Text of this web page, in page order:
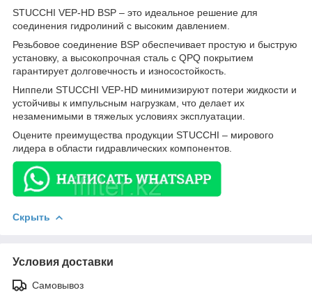
STUCCHI VEP-HD BSP – это идеальное решение для
соединения гидролиний с высоким давлением.
Резьбовое соединение BSP обеспечивает простую и быструю
установку, а высокопрочная сталь с QPQ покрытием
гарантирует долговечность и износостойкость.
Ниппели STUCCHI VEP-HD минимизируют потери жидкости и
устойчивы к импульсным нагрузкам, что делает их
незаменимыми в тяжелых условиях эксплуатации.
Оцените преимущества продукции STUCCHI – мирового
лидера в области гидравлических компонентов.
Скрыть
Условия доставки
Самовывоз